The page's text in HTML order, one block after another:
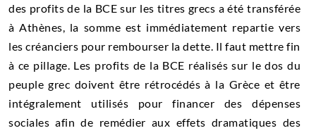
des profits de la BCE sur les titres grecs a été transférée
à Athènes, la somme est immédiatement repartie vers
les créanciers pour rembourser la dette. Il faut mettre fin
à ce pillage. Les profits de la BCE réalisés sur le dos du
peuple grec doivent être rétrocédés à la Grèce et être
intégralement utilisés pour financer des dépenses
sociales afin de remédier aux effets dramatiques des